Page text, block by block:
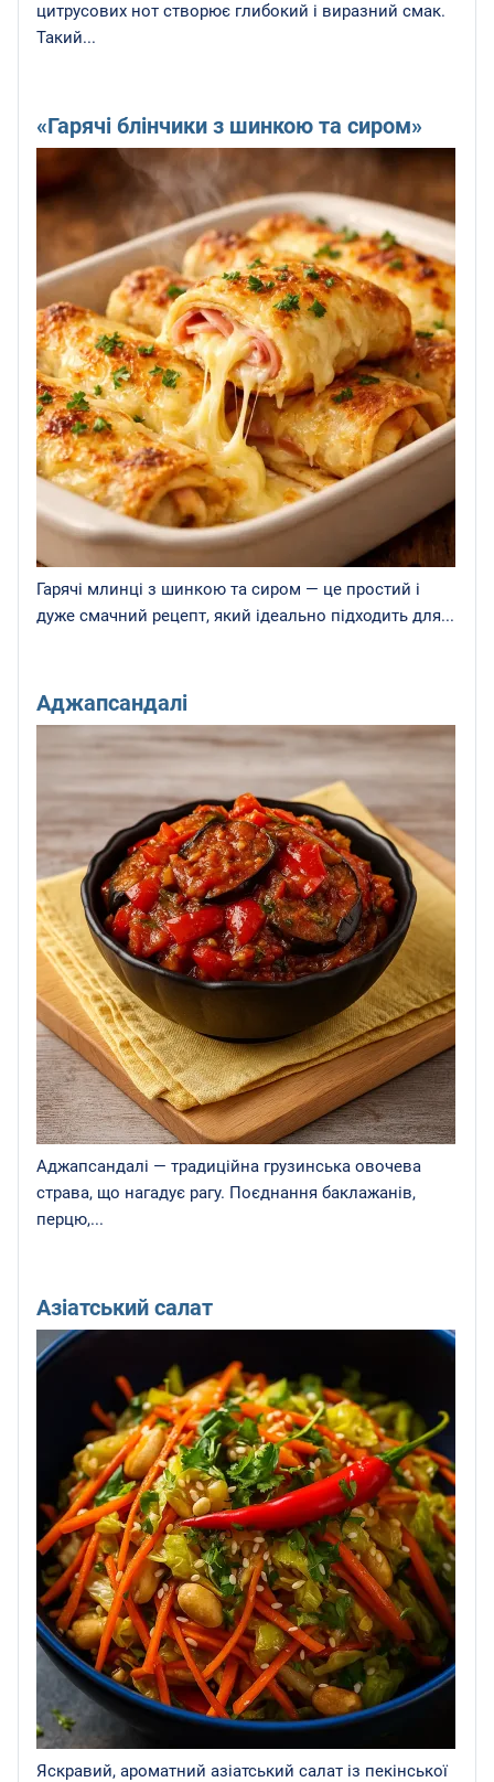
цитрусових нот створює глибокий і виразний смак.
Такий...
«Гарячі блінчики з шинкою та сиром»
Гарячі млинці з шинкою та сиром — це простий і
дуже смачний рецепт, який ідеально підходить для...
Аджапсандалі
Аджапсандалі — традиційна грузинська овочева
страва, що нагадує рагу. Поєднання баклажанів,
перцю,...
Азіатський салат
Яскравий, ароматний азіатський салат із пекінської